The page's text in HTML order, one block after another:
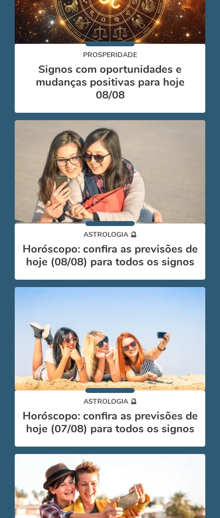
PROSPERIDADE
Signos com oportunidades e
mudanças positivas para hoje
08/08
ASTROLOGIA 🔮
Horóscopo: confira as previsões de
hoje (08/08) para todos os signos
ASTROLOGIA 🔮
Horóscopo: confira as previsões de
hoje (07/08) para todos os signos